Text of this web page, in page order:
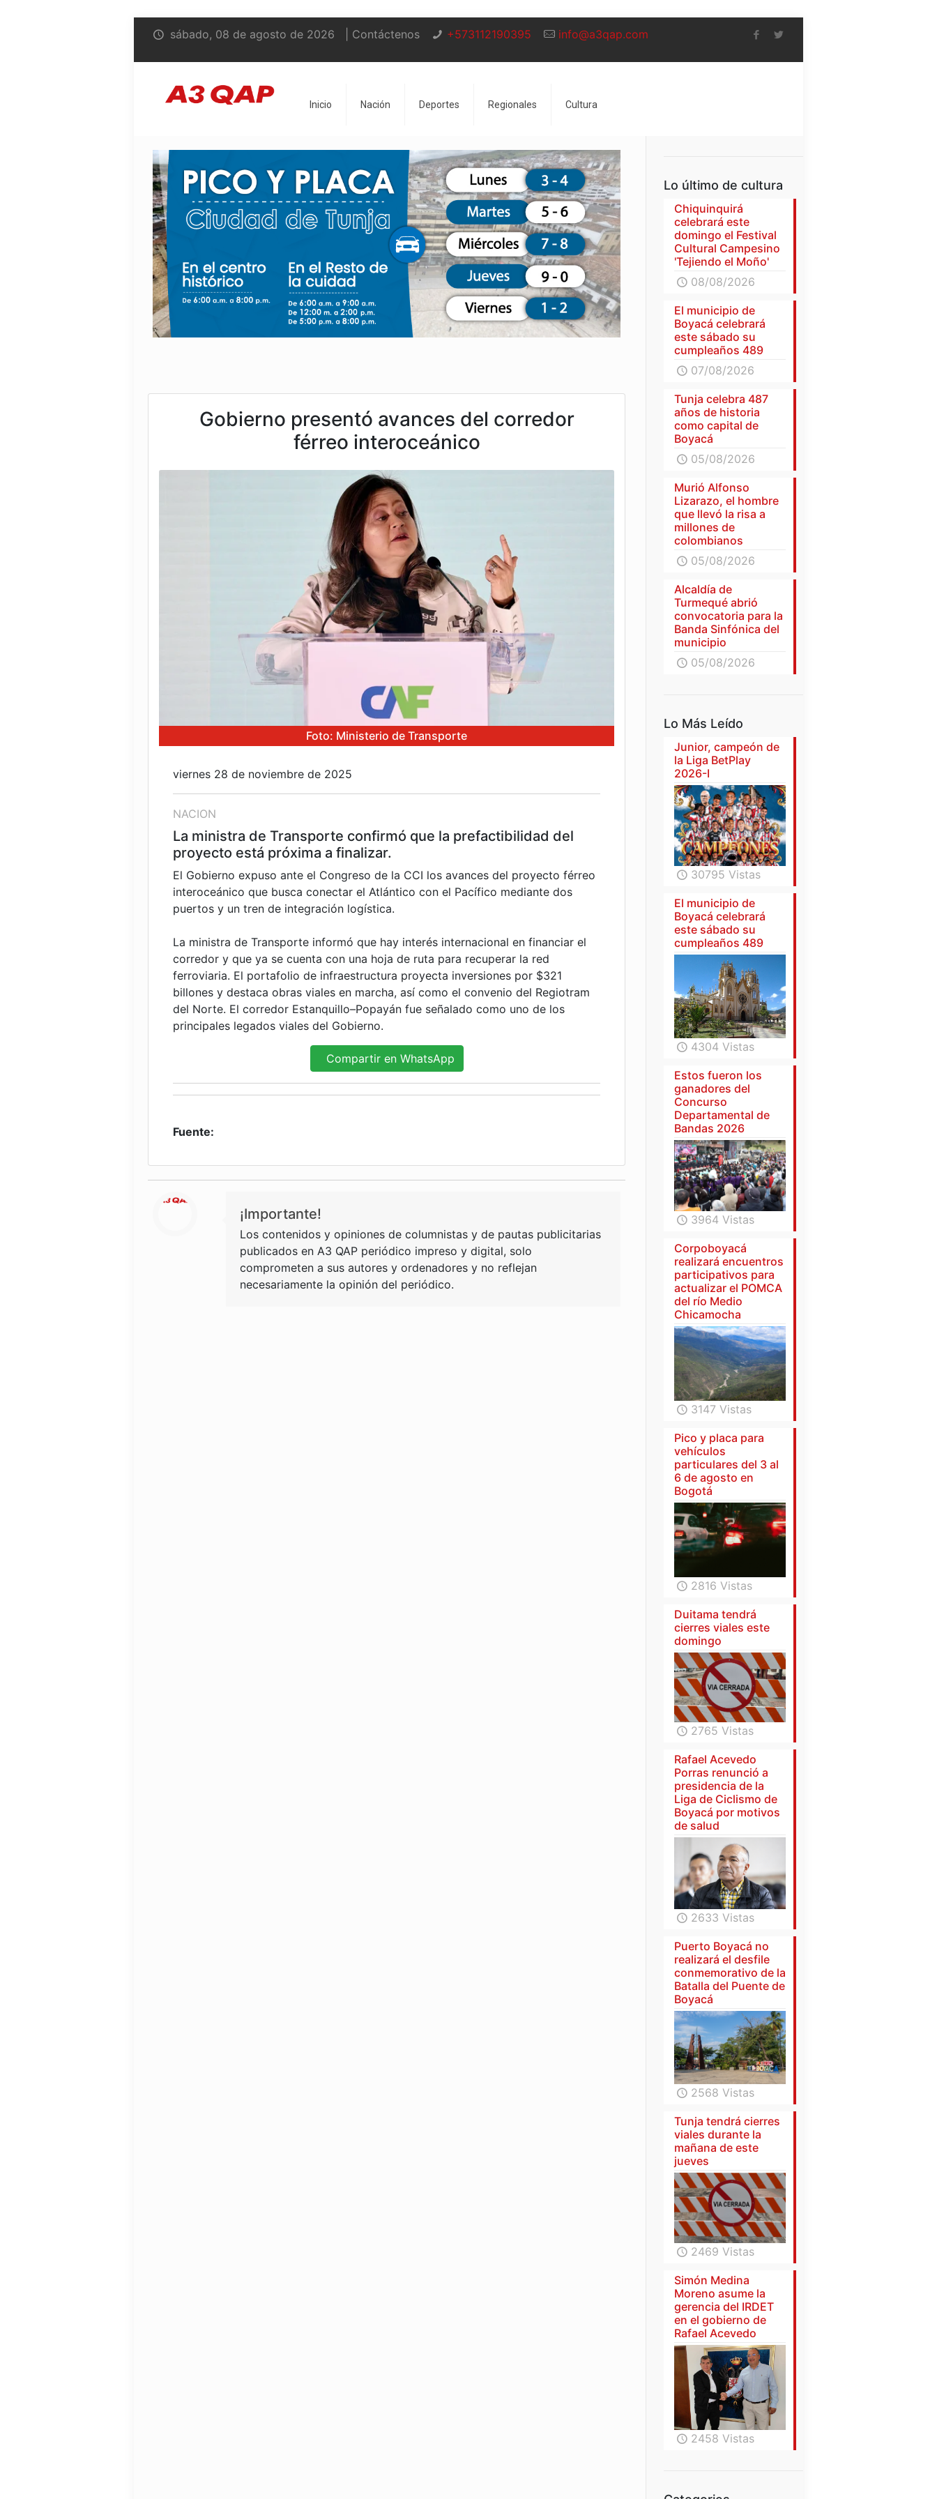
sábado, 08 de agosto de 2026 | Contáctenos +573112190395 info@a3qap.com
Inicio Nación Deportes Regionales Cultura
Gobierno presentó avances del corredor
férreo interoceánico
Foto: Ministerio de Transporte
viernes 28 de noviembre de 2025
NACION
La ministra de Transporte confirmó que la prefactibilidad del
proyecto está próxima a finalizar.
El Gobierno expuso ante el Congreso de la CCI los avances del proyecto férreo
interoceánico que busca conectar el Atlántico con el Pacífico mediante dos
puertos y un tren de integración logística.
La ministra de Transporte informó que hay interés internacional en financiar el
corredor y que ya se cuenta con una hoja de ruta para recuperar la red
ferroviaria. El portafolio de infraestructura proyecta inversiones por $321
billones y destaca obras viales en marcha, así como el convenio del Regiotram
del Norte. El corredor Estanquillo–Popayán fue señalado como uno de los
principales legados viales del Gobierno.
Compartir en WhatsApp
Fuente:
¡Importante!
Los contenidos y opiniones de columnistas y de pautas publicitarias
publicados en A3 QAP periódico impreso y digital, solo
comprometen a sus autores y ordenadores y no reflejan
necesariamente la opinión del periódico.
Lo último de cultura
Chiquinquirá
celebrará este
domingo el Festival
Cultural Campesino
'Tejiendo el Moño'
08/08/2026
El municipio de
Boyacá celebrará
este sábado su
cumpleaños 489
07/08/2026
Tunja celebra 487
años de historia
como capital de
Boyacá
05/08/2026
Murió Alfonso
Lizarazo, el hombre
que llevó la risa a
millones de
colombianos
05/08/2026
Alcaldía de
Turmequé abrió
convocatoria para la
Banda Sinfónica del
municipio
05/08/2026
Lo Más Leído
Junior, campeón de
la Liga BetPlay
2026-I
30795 Vistas
El municipio de
Boyacá celebrará
este sábado su
cumpleaños 489
4304 Vistas
Estos fueron los
ganadores del
Concurso
Departamental de
Bandas 2026
3964 Vistas
Corpoboyacá
realizará encuentros
participativos para
actualizar el POMCA
del río Medio
Chicamocha
3147 Vistas
Pico y placa para
vehículos
particulares del 3 al
6 de agosto en
Bogotá
2816 Vistas
Duitama tendrá
cierres viales este
domingo
2765 Vistas
Rafael Acevedo
Porras renunció a
presidencia de la
Liga de Ciclismo de
Boyacá por motivos
de salud
2633 Vistas
Puerto Boyacá no
realizará el desfile
conmemorativo de la
Batalla del Puente de
Boyacá
2568 Vistas
Tunja tendrá cierres
viales durante la
mañana de este
jueves
2469 Vistas
Simón Medina
Moreno asume la
gerencia del IRDET
en el gobierno de
Rafael Acevedo
2458 Vistas